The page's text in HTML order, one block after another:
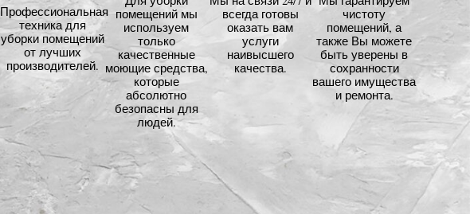
Профессиональная
техника для
уборки помещений
от лучших
производителей.
помещений мы
используем
только
качественные
моющие средства,
которые
абсолютно
безопасны для
людей.
всегда готовы
оказать вам
услуги
наивысшего
качества.
чистоту
помещений, а
также Вы можете
быть уверены в
сохранности
вашего имущества
и ремонта.